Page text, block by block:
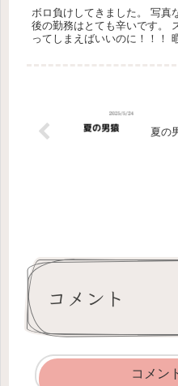
ボロ負けしてきました。 写真
後の勤務はとても辛いです。
ってしまえばいいのに！！！
夏の
コメント
コメン